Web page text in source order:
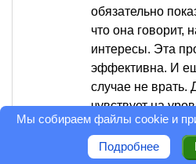
обязательно
что она говорит,
интересы. Эта
эффективна. И
случае не врать.
чувствует на
0 Ответить
Мы собираем файлы cookie и
Подробнее